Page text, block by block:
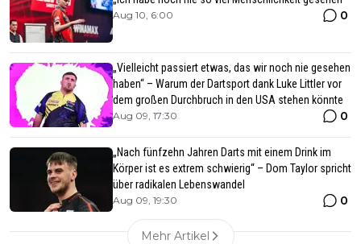
Aug 10, 6:00 0
„Vielleicht passiert etwas, das wir noch nie gesehen
haben“ – Warum der Dartsport dank Luke Littler vor
dem großen Durchbruch in den USA stehen könnte
Aug 09, 17:30 0
„Nach fünfzehn Jahren Darts mit einem Drink im
Körper ist es extrem schwierig“ – Dom Taylor spricht
über radikalen Lebenswandel
Aug 09, 19:30 0
Mehr Artikel